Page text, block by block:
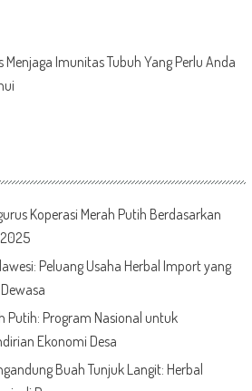
Menjaga Imunitas Tubuh Yang Perlu Anda
Koperasi Merah Putih Berdasarkan
Peluang Usaha Herbal Import yang
Putih: Program Nasional untuk
Ekonomi Desa
Buah Tunjuk Langit: Herbal